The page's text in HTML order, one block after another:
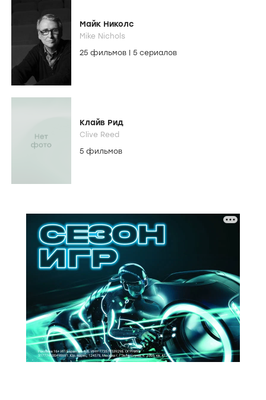
Майк Николс
Mike Nichols
25 фильмов
5 сериалов
Клайв Рид
Clive Reed
5 фильмов